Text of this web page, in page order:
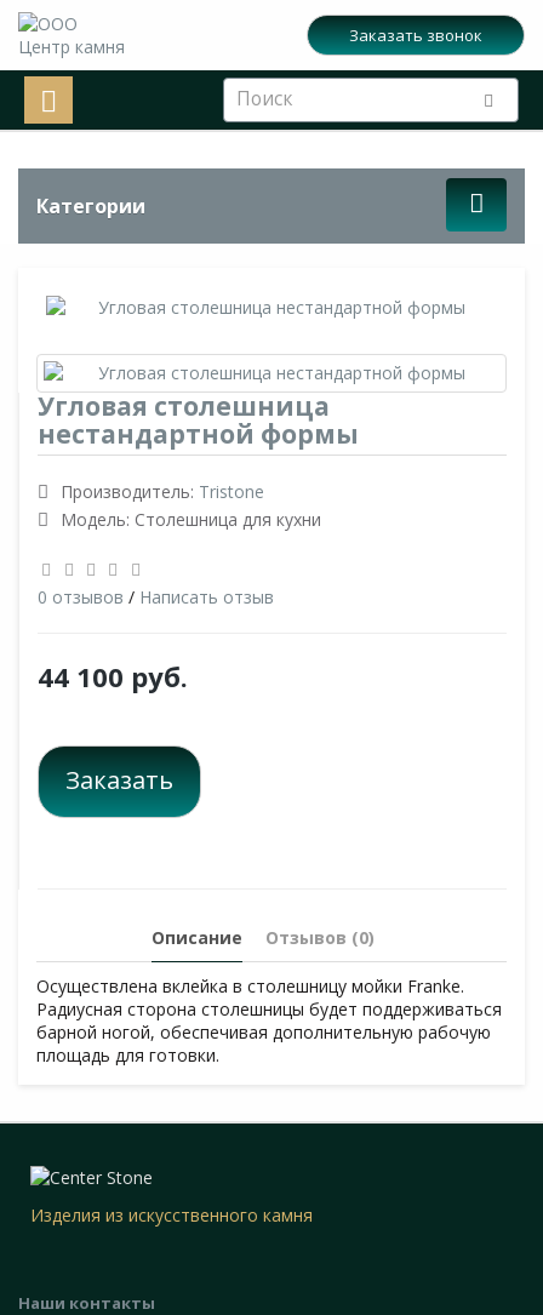
Заказать звонок
Категории
Угловая столешница
нестандартной формы
Производитель: Tristone
Модель: Столешница для кухни
0 отзывов / Написать отзыв
44 100 руб.
Заказать
Описание Отзывов (0)
Осуществлена вклейка в столешницу мойки Franke.
Радиусная сторона столешницы будет поддерживаться
барной ногой, обеспечивая дополнительную рабочую
площадь для готовки.
Изделия из искусственного камня
Наши контакты